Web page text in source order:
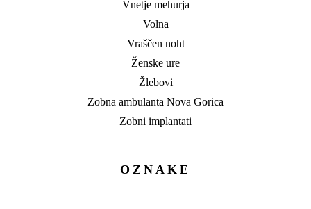
Vnetje mehurja
Volna
Vraščen noht
Ženske ure
Žlebovi
Zobna ambulanta Nova Gorica
Zobni implantati
OZNAKE